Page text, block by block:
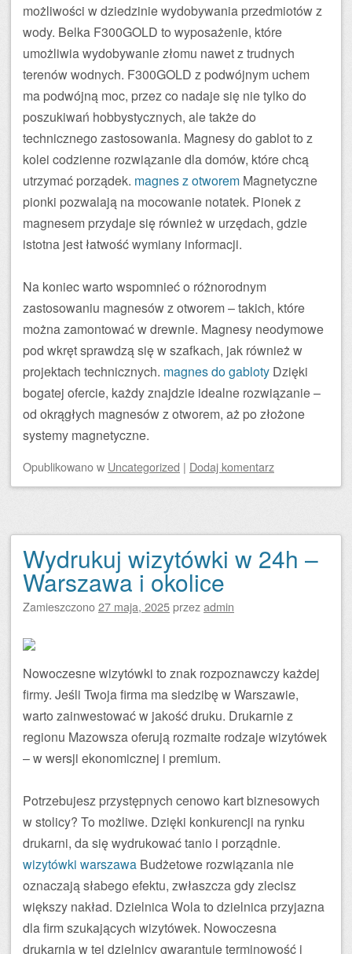
możliwości w dziedzinie wydobywania przedmiotów z
wody. Belka F300GOLD to wyposażenie, które
umożliwia wydobywanie złomu nawet z trudnych
terenów wodnych. F300GOLD z podwójnym uchem
ma podwójną moc, przez co nadaje się nie tylko do
poszukiwań hobbystycznych, ale także do
technicznego zastosowania. Magnesy do gablot to z
kolei codzienne rozwiązanie dla domów, które chcą
utrzymać porządek. magnes z otworem Magnetyczne
pionki pozwalają na mocowanie notatek. Pionek z
magnesem przydaje się również w urzędach, gdzie
istotna jest łatwość wymiany informacji.
Na koniec warto wspomnieć o różnorodnym
zastosowaniu magnesów z otworem – takich, które
można zamontować w drewnie. Magnesy neodymowe
pod wkręt sprawdzą się w szafkach, jak również w
projektach technicznych. magnes do gabloty Dzięki
bogatej ofercie, każdy znajdzie idealne rozwiązanie –
od okrągłych magnesów z otworem, aż po złożone
systemy magnetyczne.
Opublikowanow Uncategorized | Dodaj komentarz
Wydrukuj wizytówki w 24h –
Warszawa i okolice
Zamieszczono27 maja, 2025przezadmin
Nowoczesne wizytówki to znak rozpoznawczy każdej
firmy. Jeśli Twoja firma ma siedzibę w Warszawie,
warto zainwestować w jakość druku. Drukarnie z
regionu Mazowsza oferują rozmaite rodzaje wizytówek
– w wersji ekonomicznej i premium.
Potrzebujesz przystępnych cenowo kart biznesowych
w stolicy? To możliwe. Dzięki konkurencji na rynku
drukarni, da się wydrukować tanio i porządnie.
wizytówki warszawa Budżetowe rozwiązania nie
oznaczają słabego efektu, zwłaszcza gdy zlecisz
większy nakład. Dzielnica Wola to dzielnica przyjazna
dla firm szukających wizytówek. Nowoczesna
drukarnia w tej dzielnicy gwarantuje terminowość i